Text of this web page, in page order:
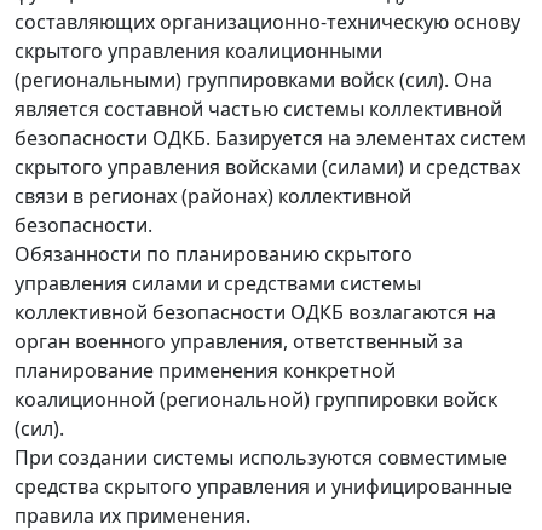
составляющих организационно-техническую основу
скрытого управления коалиционными
(региональными) группировками войск (сил). Она
является составной частью системы коллективной
безопасности ОДКБ. Базируется на элементах систем
скрытого управления войсками (силами) и средствах
связи в регионах (районах) коллективной
безопасности.
Обязанности по планированию скрытого
управления силами и средствами системы
коллективной безопасности ОДКБ возлагаются на
орган военного управления, ответственный за
планирование применения конкретной
коалиционной (региональной) группировки войск
(сил).
При создании системы используются совместимые
средства скрытого управления и унифицированные
правила их применения.